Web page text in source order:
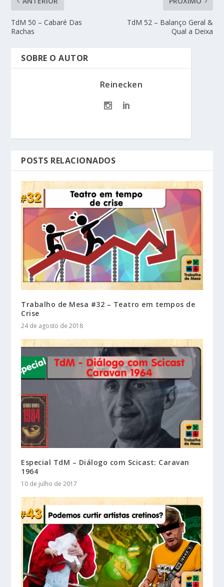
TdM 50 – Cabaré Das
Rachas
TdM 52 – Balanço Geral &
Qual a Deixa
SOBRE O AUTOR
Reinecken
POSTS RELACIONADOS
Trabalho de Mesa #32 – Teatro em tempos de
Crise
24 de agosto de 2018
Especial TdM – Diálogo com Scicast: Caravan
1964
10 de julho de 2017